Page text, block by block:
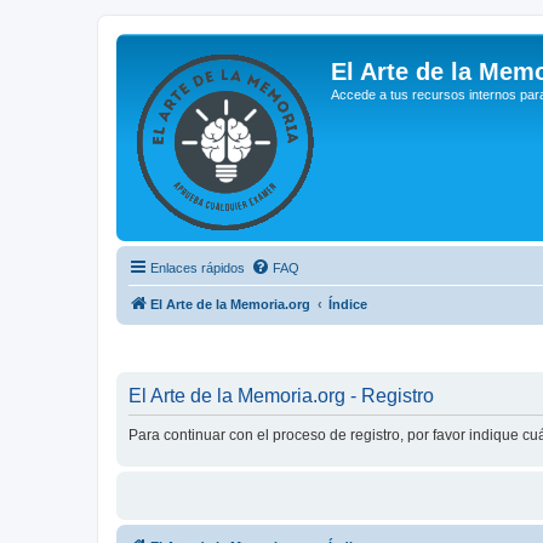
El Arte de la
Accede a tus recursos internos
Enlaces rápidos FAQ
El Arte de la Memoria.org Índice
El Arte de la Memoria.org - Registro
Para continuar con el proceso de registro, por favor indique